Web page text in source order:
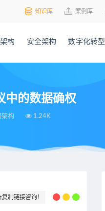
知识库 案例库
构 安全架构 数字化转型
中的数据确权
架构 1.24K
制链接咨询！